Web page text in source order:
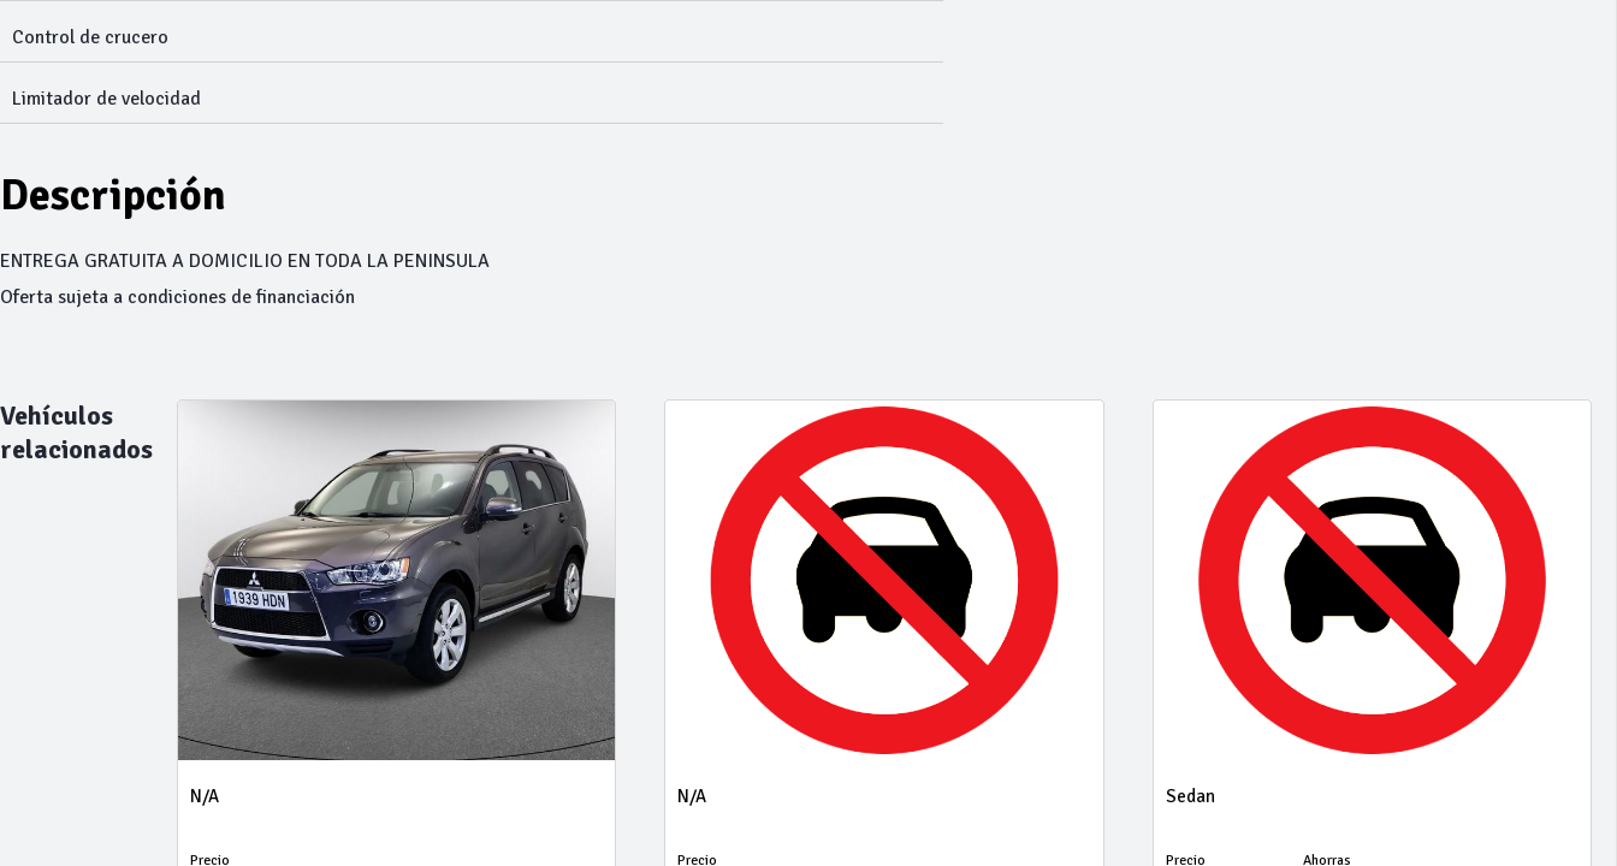
Control de crucero
Limitador de velocidad
Descripción
ENTREGA GRATUITA A DOMICILIO EN TODA LA PENINSULA
Oferta sujeta a condiciones de financiación
Vehículos
relacionados
N/A
Precio
N/A
Precio
Sedan
Precio Ahorras